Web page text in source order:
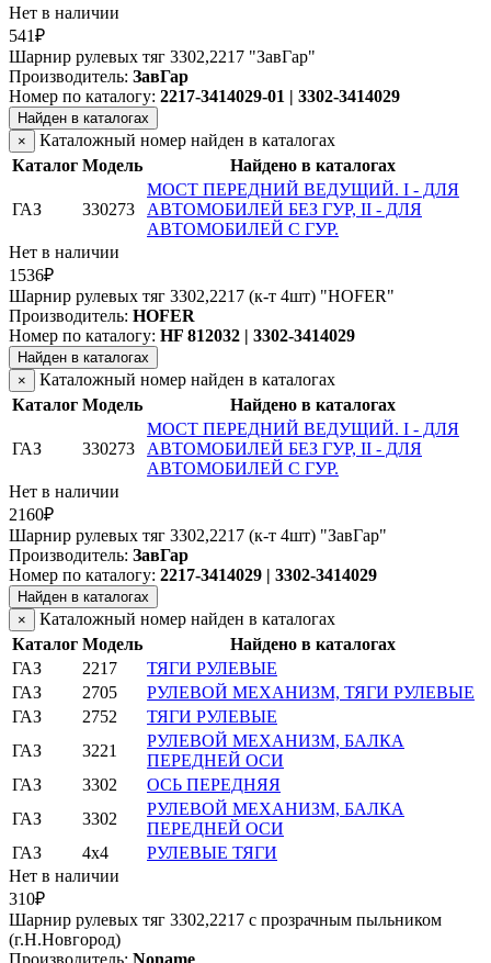
Нет в наличии
541₽
Шарнир рулевых тяг 3302,2217 "ЗавГар"
Производитель: ЗавГар
Номер по каталогу: 2217-3414029-01 | 3302-3414029
Найден в каталогах
×
Каталожный номер найден в каталогах
Каталог Модель Найдено в каталогах
ГАЗ 330273
МОСТ ПЕРЕДНИЙ ВЕДУЩИЙ. I - ДЛЯ
АВТОМОБИЛЕЙ БЕЗ ГУР, II - ДЛЯ
АВТОМОБИЛЕЙ С ГУР.
Нет в наличии
1536₽
Шарнир рулевых тяг 3302,2217 (к-т 4шт) "HOFER"
Производитель: HOFER
Номер по каталогу: HF 812032 | 3302-3414029
Найден в каталогах
×
Каталожный номер найден в каталогах
Каталог Модель Найдено в каталогах
ГАЗ 330273
МОСТ ПЕРЕДНИЙ ВЕДУЩИЙ. I - ДЛЯ
АВТОМОБИЛЕЙ БЕЗ ГУР, II - ДЛЯ
АВТОМОБИЛЕЙ С ГУР.
Нет в наличии
2160₽
Шарнир рулевых тяг 3302,2217 (к-т 4шт) "ЗавГар"
Производитель: ЗавГар
Номер по каталогу: 2217-3414029 | 3302-3414029
Найден в каталогах
×
Каталожный номер найден в каталогах
Каталог Модель
Найдено в каталогах
ГАЗ
2217
ТЯГИ РУЛЕВЫЕ
ГАЗ
2705
РУЛЕВОЙ МЕХАНИЗМ, ТЯГИ РУЛЕВЫЕ
ГАЗ
2752
ТЯГИ РУЛЕВЫЕ
ГАЗ
3221
РУЛЕВОЙ МЕХАНИЗМ, БАЛКА
ПЕРЕДНЕЙ ОСИ
ГАЗ
3302
ОСЬ ПЕРЕДНЯЯ
ГАЗ
3302
РУЛЕВОЙ МЕХАНИЗМ, БАЛКА
ПЕРЕДНЕЙ ОСИ
ГАЗ
4x4
РУЛЕВЫЕ ТЯГИ
Нет в наличии
310₽
Шарнир рулевых тяг 3302,2217 с прозрачным пыльником
(г.Н.Новгород)
Производитель: Noname